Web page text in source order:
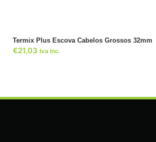
Termix Plus Escova Cabelos Grossos 32mm
€21,03 Iva Inc.